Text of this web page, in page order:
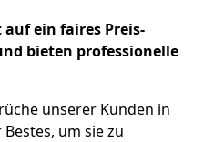
ein faires Preis-
bieten professionelle
unserer Kunden in
um sie zu